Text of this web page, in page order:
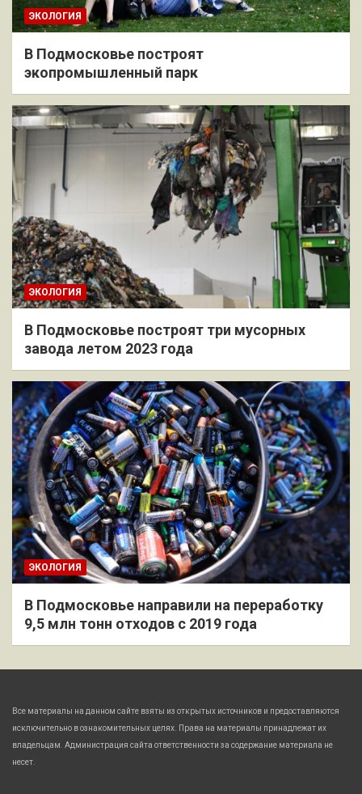
ЭКОЛОГИЯ
В Подмосковье построят
экопромышленный парк
ЭКОЛОГИЯ
В Подмосковье построят три мусорных
завода летом 2023 года
ЭКОЛОГИЯ
В Подмосковье направили на переработку
9,5 млн тонн отходов с 2019 года
Все материалы на данном сайте взяты из открытых источников и предоставляются
исключительно в ознакомительных целях. Права на материалы принадлежат их
владельцам. Администрация сайта ответственности за содержание материала не
несет.